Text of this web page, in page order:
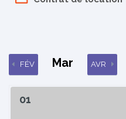
FÉV Mar AVR
01